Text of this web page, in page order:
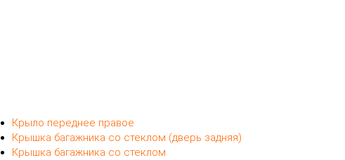
Крыло переднее правое
Крышка багажника со стеклом (дверь задняя)
Крышка багажника со стеклом